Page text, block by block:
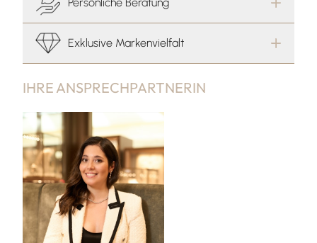
IHRE ANSPRECHPARTNERIN
Persönliche Beratung
Exklusive Markenvielfalt